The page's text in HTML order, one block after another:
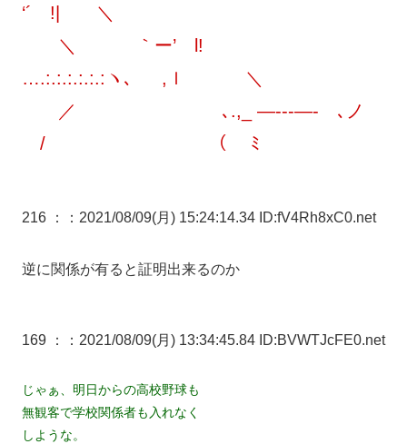
‘´ !| ＼
＼ ｀ー’ l!
….:.:.:.:.:.:ヽ､ ,ｌ ＼
／ ゝ､.,_ —‐‐‐—-ゝ､ノ
/ （ ﾐ
216 ： ：2021/08/09(月) 15:24:14.34 ID:fV4Rh8xC0.net
逆に関係が有ると証明出来るのか
169 ： ：2021/08/09(月) 13:34:45.84 ID:BVWTJcFE0.net
じゃぁ、明日からの高校野球も
無観客で学校関係者も入れなく
しような。